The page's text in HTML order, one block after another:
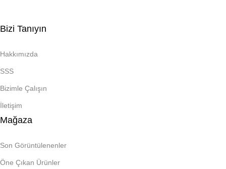
Bizi Tanıyın
Hakkımızda
SSS
Bizimle Çalışın
İletişim
Mağaza
Son Görüntülenenler
Öne Çıkan Ürünler